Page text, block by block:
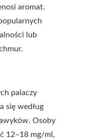
aromat.
lub
palaczy
się według
Osoby
12–18 mg/ml,